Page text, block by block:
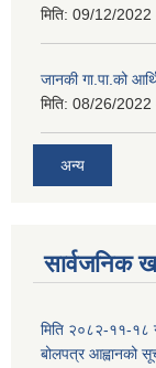
मिति: 09/12/2022
जानकी गा.पा.को
मिति: 08/26/2022
अन्य
सार्वजनिक
मिति २०८२-११-१८
बोलपत्र आह्वानको